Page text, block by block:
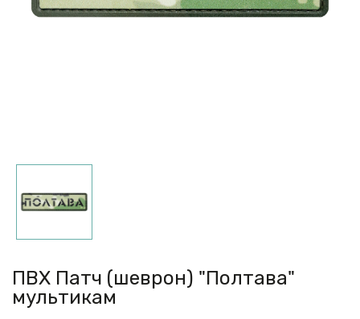
ПВХ Патч (шеврон) "Полтава"
мультикам